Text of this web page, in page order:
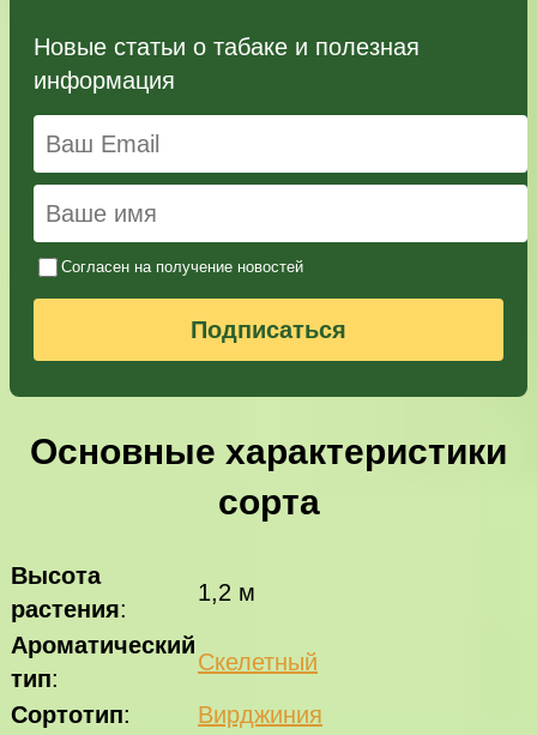
Новые статьи о табаке и полезная
информация
Согласен на получение новостей
Подписаться
Основные характеристики
сорта
Высота
растения:
1,2 м
Ароматический
тип:
Скелетный
Сортотип:
Вирджиния